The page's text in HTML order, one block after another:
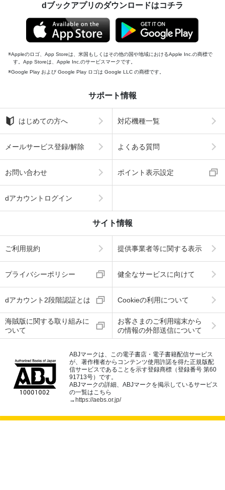
dブックアプリのダウンロードはコチラ
Appleのロゴ、App Storeは、米国もしくはその他の国や地域におけるApple Inc.の商標で
す。App Storeは、Apple Inc.のサービスマークです。
Google Play および Google Play ロゴは Google LLC の商標です。
サポート情報
はじめての方へ 対応機種一覧
メールサービス登録/解除 よくある質問
お問い合わせ ポイント表示設定
dアカウントログイン
サイト情報
ご利用規約 提供事業者等に関する表示
プライバシーポリシー 健全なサービスに向けて
dアカウント2段階認証とは Cookieの利用について
海賊版に関する取り組みに
ついて
お客さまのご利用端末から
の情報の外部送信について
ABJマークは、この電子書店・電子書籍配信サービス
が、著作権者からコンテンツ使用許諾を得た正規版配
信サービスであることを示す登録商標（登録番号 第60
91713号）です。
ABJマークの詳細、ABJマークを掲示しているサービス
の一覧はこちら
→https://aebs.or.jp/